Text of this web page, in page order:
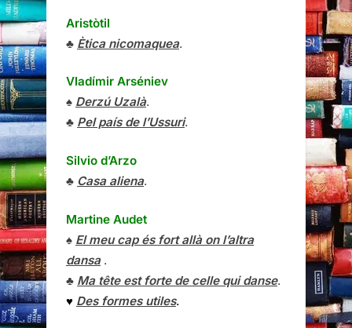
Aristòtil
♣ Ètica nicomaquea.
Vladímir Arséniev
♠ Derzú Uzalà.
♣ Pel país de l’Ussuri.
Silvio d’Arzo
♣ Casa aliena.
Martine Audet
♠ El meu cap és fort allà on l’altra
dansa.
♣ Ma tête est forte de celle qui danse.
♥ Des formes utiles.